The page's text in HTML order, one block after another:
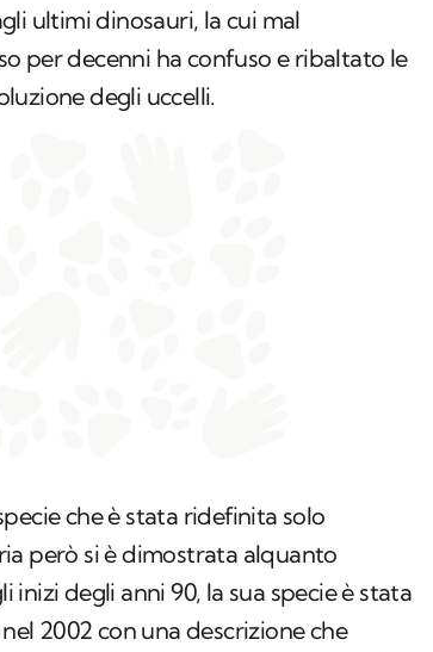
ultimi dinosauri, la cui mal
per decenni ha confuso e ribaltato le
degli uccelli.
che è stata ridefinita solo
però si è dimostrata alquanto
inizi degli anni 90, la sua specie è stata
2002 con una descrizione che